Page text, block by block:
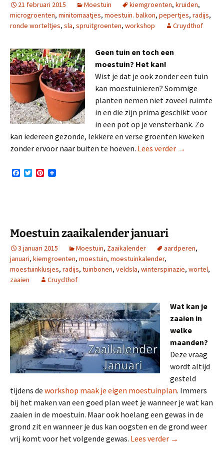
21 februari 2015 Moestuin kiemgroenten, kruiden,
microgroenten, minitomaatjes, moestuin. balkon, pepertjes, radijs,
ronde worteltjes, sla, spruitgroenten, workshop Cruydthof
Geen tuin en toch een
moestuin? Het kan!
Wist je dat je ook zonder een tuin
kan moestuinieren? Sommige
planten nemen niet zoveel ruimte
in en die zijn prima geschikt voor
in een pot op je vensterbank. Zo
kan iedereen gezonde, lekkere en verse groenten kweken
zonder ervoor naar buiten te hoeven. Lees verder Top 5
→
k
T
P
s
t
Moestuin zaaikalender januari
3 januari 2015 Moestuin, Zaaikalender aardperen,
januari, kiemgroenten, moestuin, moestuinkalender,
moestuinklusjes, radijs, tuinbonen, veldsla, winterspinazie, wortel,
zaaien
Cruydthof
Wat kan je
zaaien in
welke
maanden?
Deze vraag
wordt altijd
gesteld
tijdens de workshop maak je eigen moestuinplan. Immers
bij het maken van een goed plan weet je wanneer je wat kan
zaaien in de moestuin. Maar ook hoelang een gewas in de
grond zit en wanneer je dus kan oogsten en de grond weer
vrij komt voor het volgende gewas. Lees verder Moestuin
→